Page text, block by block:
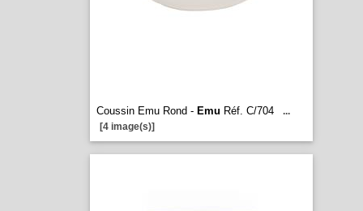
Coussin Emu Rond - Emu Réf. C/704
...
[4 image(s)]